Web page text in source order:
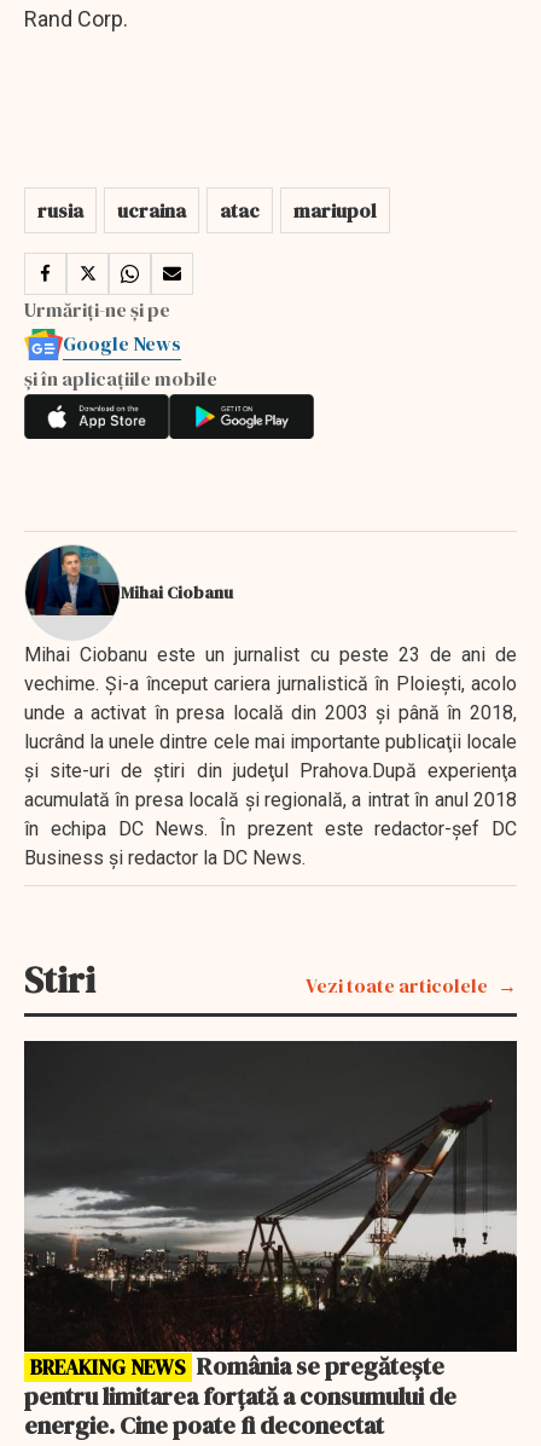
Rand Corp.
rusia ucraina atac mariupol
Urmăriți-ne și pe
Google News
și în aplicațiile mobile
Mihai Ciobanu
Mihai Ciobanu este un jurnalist cu peste 23 de ani de
vechime. Şi-a început cariera jurnalistică în Ploieşti, acolo
unde a activat în presa locală din 2003 şi până în 2018,
lucrând la unele dintre cele mai importante publicaţii locale
şi site-uri de ştiri din judeţul Prahova.După experienţa
acumulată în presa locală şi regională, a intrat în anul 2018
în echipa DC News. În prezent este redactor-şef DC
Business şi redactor la DC News.
Stiri Vezi toate articolele
BREAKING NEWS
pentru limitarea forțată a consumului de
energie. Cine poate fi deconectat